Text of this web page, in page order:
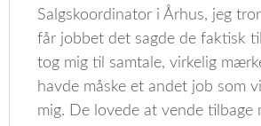
Salgskoordinator i Århus, jeg
får jobbet det sagde de faktisk
tog mig til samtale, virkelig
havde måske et andet job som
mig. De lovede at vende tilbage